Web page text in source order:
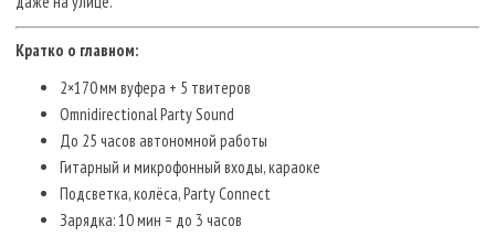
Кратко о главном:
2×170 мм вуфера + 5 твитеров
Omnidirectional Party Sound
До 25 часов автономной работы
Гитарный и микрофонный входы, караоке
Подсветка, колёса, Party Connect
Зарядка: 10 мин = до 3 часов